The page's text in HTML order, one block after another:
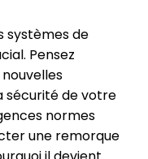
systèmes de
Pensez
sécurité de votre
normes
une remorque